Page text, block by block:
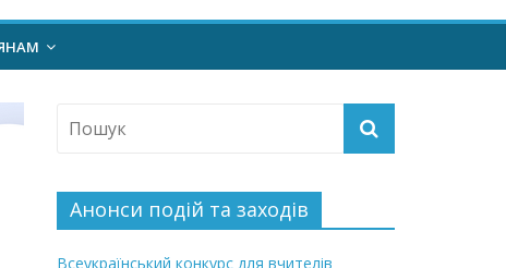
Анонси подій та заходів
Всеукраїнський конкурс для вчителів